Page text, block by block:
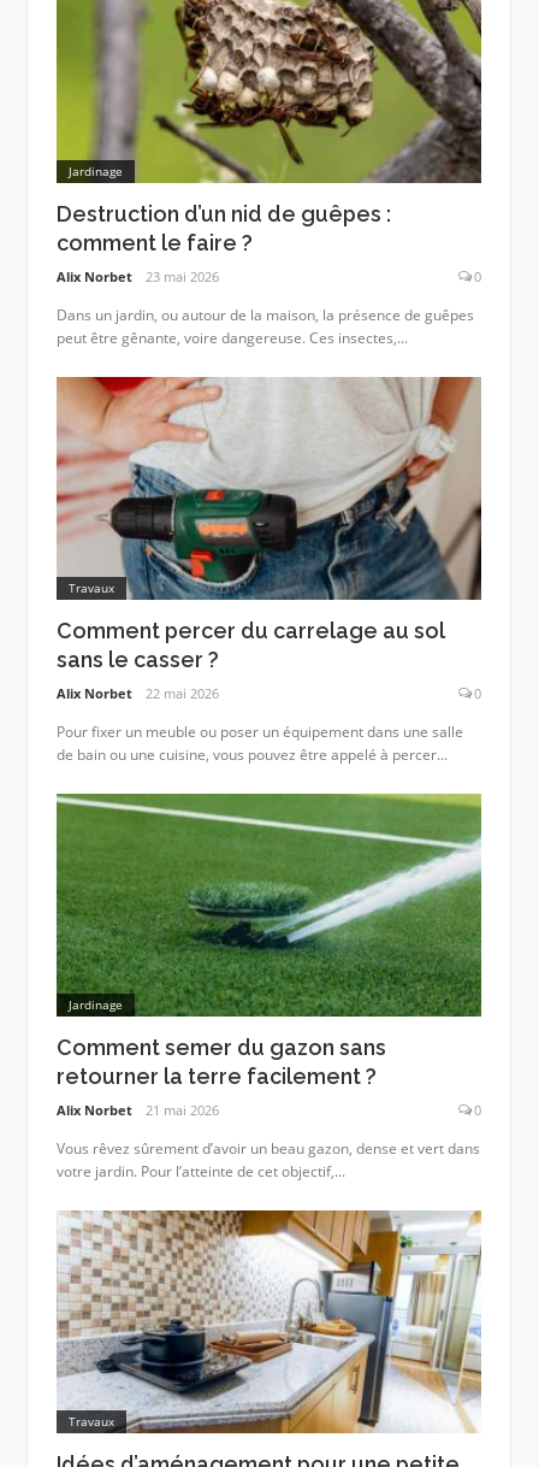
Jardinage
Destruction d’un nid de guêpes :
comment le faire ?
Alix Norbet 23 mai 2026 0
Dans un jardin, ou autour de la maison, la présence de guêpes
peut être gênante, voire dangereuse. Ces insectes,...
Travaux
Comment percer du carrelage au sol
sans le casser ?
Alix Norbet 22 mai 2026 0
Pour fixer un meuble ou poser un équipement dans une salle
de bain ou une cuisine, vous pouvez être appelé à percer...
Jardinage
Comment semer du gazon sans
retourner la terre facilement ?
Alix Norbet 21 mai 2026 0
Vous rêvez sûrement d’avoir un beau gazon, dense et vert dans
votre jardin. Pour l’atteinte de cet objectif,...
Travaux